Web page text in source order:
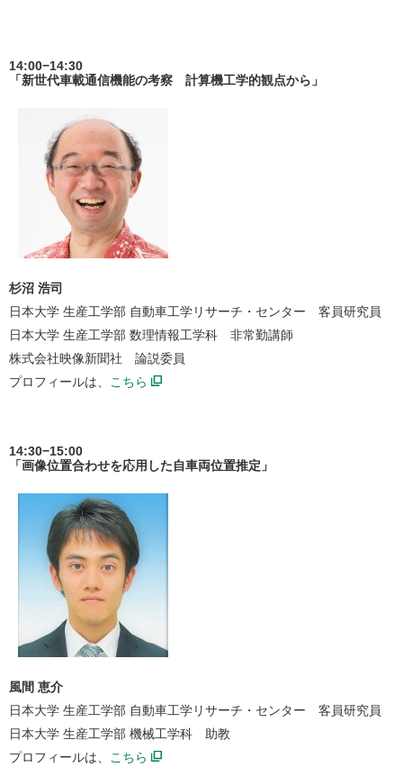
14:00−14:30
「新世代車載通信機能の考察 計算機工学的観点から」
杉沼 浩司
日本大学 生産工学部 自動車工学リサーチ・センター 客員研究員
日本大学 生産工学部 数理情報工学科 非常勤講師
株式会社映像新聞社 論説委員
プロフィールは、
こちら
14:30−15:00
「画像位置合わせを応用した自車両位置推定」
風間 恵介
日本大学 生産工学部 自動車工学リサーチ・センター 客員研究員
日本大学 生産工学部 機械工学科 助教
プロフィールは、
こちら